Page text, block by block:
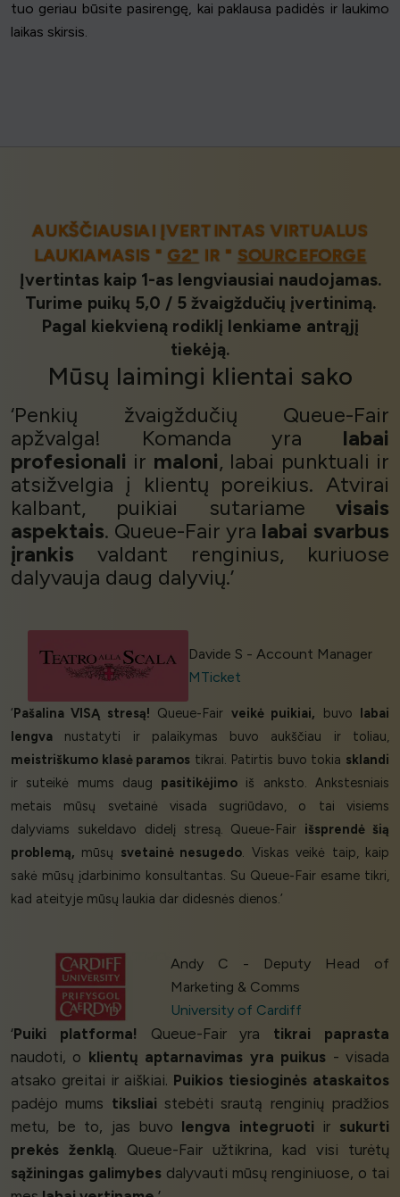
tuo geriau būsite pasirengę, kai paklausa padidės ir laukimo
laikas skirsis.
AUKŠČIAUSIAI ĮVERTINTAS VIRTUALUS
LAUKIAMASIS " G2" IR " SOURCEFORGE
Įvertintas kaip 1-as lengviausiai naudojamas.
Turime puikų 5,0 / 5 žvaigždučių įvertinimą.
Pagal kiekvieną rodiklį lenkiame antrąjį
tiekėją.
Mūsų laimingi klientai sako
‘Penkių žvaigždučių Queue-Fair
apžvalga! Komanda yra labai
profesionali ir maloni, labai punktuali ir
atsižvelgia į klientų poreikius. Atvirai
kalbant, puikiai sutariame visais
aspektais. Queue-Fair yra labai svarbus
įrankis valdant renginius, kuriuose
dalyvauja daug dalyvių.’
Davide S - Account Manager
MTicket
‘ Pašalina VISĄ stresą! Queue-Fair veikė puikiai, buvo
labai
lengva nustatyti ir palaikymas buvo aukščiau ir toliau,
meistriškumo klasė paramos tikrai. Patirtis buvo tokia sklandi
ir suteikė mums daug pasitikėjimo iš anksto. Ankstesniais
metais mūsų svetainė visada sugriūdavo, o tai visiems
dalyviams sukeldavo didelį stresą. Queue-Fair išsprendė šią
problemą, mūsų svetainė nesugedo. Viskas veikė taip, kaip
sakė mūsų įdarbinimo konsultantas. Su Queue-Fair esame tikri,
kad ateityje mūsų laukia dar didesnės dienos.’
Andy C - Deputy Head of
Marketing & Comms
University of Cardiff
‘Puiki platforma! Queue-Fair yra tikrai paprasta
naudoti, o klientų aptarnavimas yra puikus - visada
atsako greitai ir aiškiai. Puikios tiesioginės ataskaitos
padėjo mums tiksliai stebėti srautą renginių pradžios
metu, be to, jas buvo lengva integruoti ir sukurti
prekės ženklą. Queue-Fair užtikrina, kad visi turėtų
sąžiningas galimybes dalyvauti mūsų renginiuose, o tai